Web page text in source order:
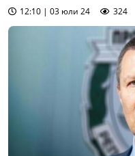
12:10 | 03 юли 24 324